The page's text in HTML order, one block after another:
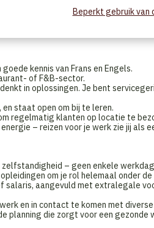
in de horeca of F&B-sector.
kennis van Frans en Engels.
of F&B-sector.
in oplossingen. Je bent
staat open om bij te leren.
regelmatig klanten op locatie te
– reizen voor je werk zie jij als
– geen enkele
om je rol helemaal onder de
aangevuld met extralegale
en in contact te komen met
planning die zorgt voor een gezonde
Beperkt gebruik van